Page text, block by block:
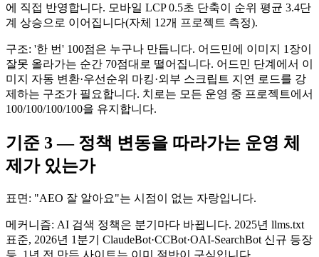
에 직접 반영합니다. 모바일 LCP 0.5초 단축이 순위 평균 3.4단
계 상승으로 이어집니다(자체 12개 프로젝트 측정).
구조: '한 번' 100점은 누구나 만듭니다. 어드민에 이미지 1장이
잘못 올라가는 순간 70점대로 떨어집니다. 어드민 단계에서 이
미지 자동 변환·우선순위 마킹·외부 스크립트 지연 로드를 강
제하는 구조가 필요합니다. 치로는 모든 운영 중 프로젝트에서
100/100/100/100을 유지합니다.
기준 3 — 정책 변동을 따라가는 운영 체
제가 있는가
표면: "AEO 잘 알아요"는 시점이 없는 자랑입니다.
메커니즘: AI 검색 정책은 분기마다 바뀝니다. 2025년 llms.txt
표준, 2026년 1분기 ClaudeBot·CCBot·OAI-SearchBot 신규 등장
등. 1년 전 만든 사이트는 이미 절반이 구식입니다.